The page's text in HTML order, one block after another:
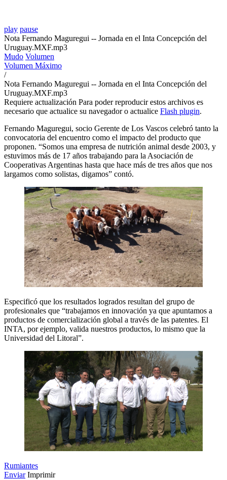
play pause
Nota Fernando Maguregui -- Jornada en el Inta Concepción del
Uruguay.MXF.mp3
Mudo Volumen
Volumen Máximo
/
Nota Fernando Maguregui -- Jornada en el Inta Concepción del
Uruguay.MXF.mp3
Requiere actualización Para poder reproducir estos archivos es
necesario que actualice su navegador o actualice Flash plugin.
Fernando Maguregui, socio Gerente de Los Vascos celebró tanto la
convocatoria del encuentro como el impacto del producto que
proponen. “Somos una empresa de nutrición animal desde 2003, y
estuvimos más de 17 años trabajando para la Asociación de
Cooperativas Argentinas hasta que hace más de tres años que nos
largamos como solistas, digamos” contó.
Especificó que los resultados logrados resultan del grupo de
profesionales que “trabajamos en innovación ya que apuntamos a
productos de comercialización global a través de las patentes. El
INTA, por ejemplo, valida nuestros productos, lo mismo que la
Universidad del Litoral”.
Rumiantes
Enviar Imprimir